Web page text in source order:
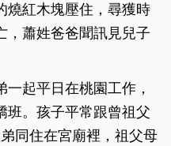
燒紅木塊壓住，尋獲時
，蕭姓爸爸聞訊見兒子
起平日在桃園工作，
班。孩子平常跟曾祖父
同住在宮廟裡，祖父母